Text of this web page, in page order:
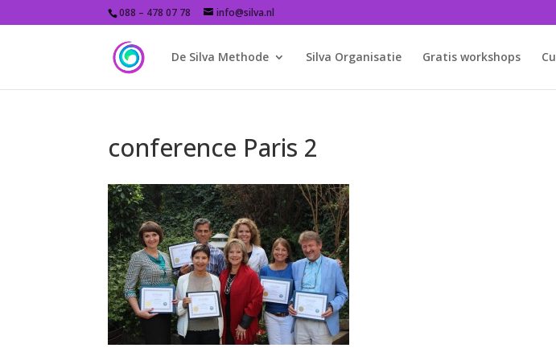
088 – 478 07 78 info@silva.nl
De Silva Methode Silva Organisatie Gratis workshops
conference Paris 2